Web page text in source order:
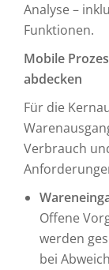
Analyse –
Funktionen.
Mobile
abdecken
Für die
Verbrauch
Offene
werden
bei